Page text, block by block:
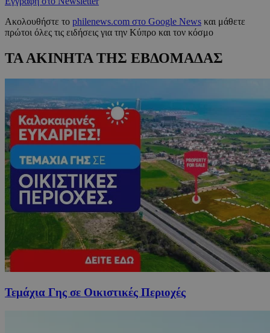
Ακολουθήστε το philenews.com στο Google News και μάθετε
πρώτοι όλες τις ειδήσεις για την Κύπρο και τον κόσμο
ΤΑ ΑΚΙΝΗΤΑ ΤΗΣ ΕΒΔΟΜΑΔΑΣ
Τεμάχια Γης σε Οικιστικές Περιοχές